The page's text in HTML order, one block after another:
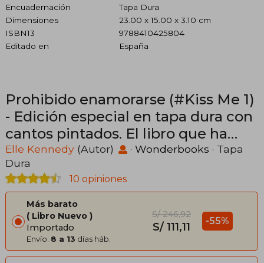
Encuadernación
Tapa Dura
Dimensiones
23.00 x 15.00 x 3.10 cm
ISBN13
9788410425804
Editado en
España
Prohibido enamorarse (#Kiss Me 1)
- Edición especial en tapa dura con
cantos pintados. El libro que ha
inspirado la serie estrella de Prime
Video
Elle Kennedy (Autor) · Wonderbooks · Tapa
Dura
10 opiniones
Más barato
Libro Nuevo
Importado
Envío: 8 a 13 días háb.
S/ 246,92
S/ 111,11 -55%